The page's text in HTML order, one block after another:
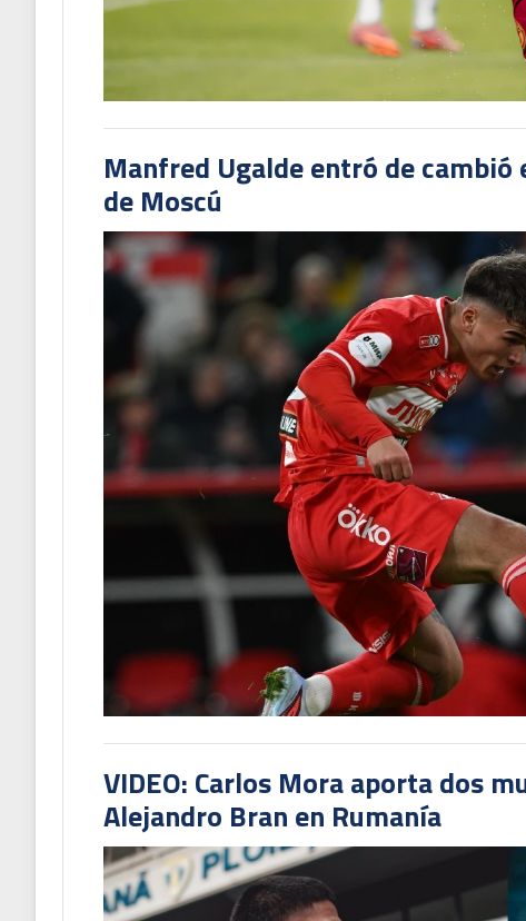
Manfred Ugalde entró de
de Moscú
VIDEO: Carlos Mora aporta dos
Alejandro Bran en Rumanía